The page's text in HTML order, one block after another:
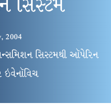
2004
સિસ્ટમથી ઑપેરિન
ઇવેનૉવિચ